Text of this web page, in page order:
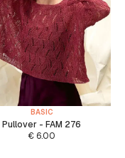
BASIC
Pullover - FAM 276
€ 6.00